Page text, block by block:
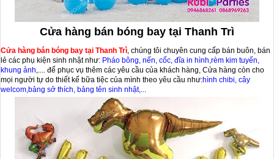
Cửa hàng bán bóng bay tại Thanh Trì
Cửa hàng bán bóng bay tại Thanh Trì, chúng tôi chuyên cung cấp bán buôn, bán
lẻ các phụ kiện sinh nhật như: Pháo bông, nến, cốc, đĩa in hình,rèm kim tuyến,
khung ảnh,.... để phục vụ thêm các yêu cầu của khách hàng, Cửa hàng còn cho
mọi người tự do thiết kế bữa tiệc của mình theo yêu cầu như:hình chibi, cây
welcom,bảng sở thích, bảng tên sinh nhật,...